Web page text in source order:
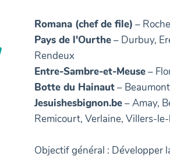
Romana (chef de file) –
Pays de l'Ourthe– Durbuy,
Rendeux
Entre-Sambre-et-Meuse–
Botte du Hainaut–
Jesuishesbignon.be– Amay,
Remicourt, Verlaine, Villers-
Objectif général : Développer